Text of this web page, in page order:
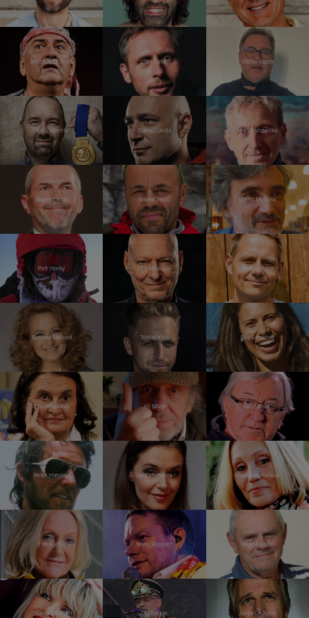
Miroslav Donutil Jan Tuna Václav Kopta
Aleš Valenta Daniel Landa Martin Vopěnka
Marek Eben Radek Jaroš Martin Myšička
Petr Horký Petr Nikolaev Tomáš Kraus
Simona Stašová Tomáš Klus Eva Samková
Eva Holubová Jiří Stivín Jiří Lábus
Peter Habeler Iva Kubelková Olga Sommerová
Eva Jiřičná Matěj Ruppert Milan Kňažko
Chantal Poullain Ota Balage Janek Ledecký